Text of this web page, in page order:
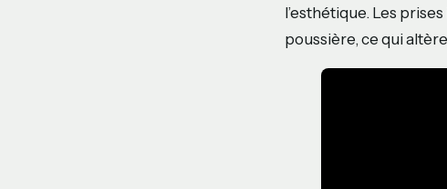
l’esthétique. Les
poussière, ce qui